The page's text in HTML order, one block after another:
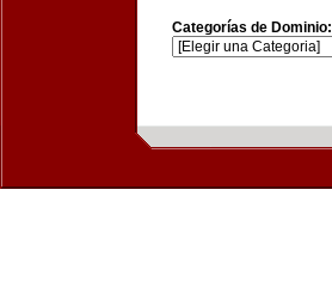
Categorías de Dominio: